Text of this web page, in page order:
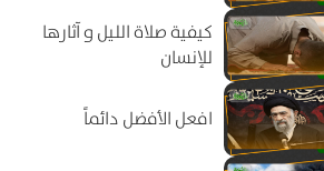
كيفية صلاة الليل و آثارها
للإنسان
افعل الأفضل دائماً